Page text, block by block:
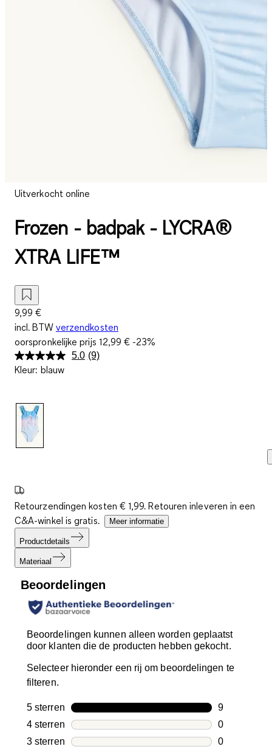
Uitverkocht online
Frozen - badpak - LYCRA®
XTRA LIFE™
9,99 €
incl. BTW verzendkosten
oorspronkelijke prijs 12,99 € -23%
5.0 Lees
(9)
Kleur: blauw
Retourzendingen kosten € 1,99. Retouren inleveren in een
C&A-winkel is gratis.
Meer informatie
Productdetails
Materiaal
Beoordelingen
Beoordelingen kunnen alleen worden geplaatst
door klanten die de producten hebben gekocht.
Selecteer hieronder een rij om beoordelingen te
filteren.
5 sterren sterren
9
9
4 sterren sterren
0
0
3 sterren sterren
0